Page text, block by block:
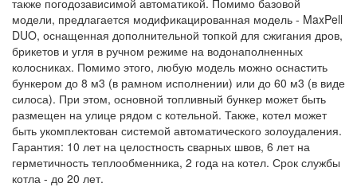
модели, предлагается модификацированная модель - MaxPell
DUO, оснащенная дополнительной топкой для сжигания дров,
брикетов и угля в ручном режиме на водонаполненных
колосниках. Помимо этого, любую модель можно оснастить
бункером до 8 м3 (в рамном исполнении) или до 60 м3 (в виде
силоса). При этом, основной топливный бункер может быть
размещен на улице рядом с котельной. Также, котел может
быть укомплектован системой автоматического золоудаления.
Гарантия: 10 лет на целостность сварных швов, 6 лет на
герметичность теплообменника, 2 года на котел. Срок службы
котла - до 20 лет.